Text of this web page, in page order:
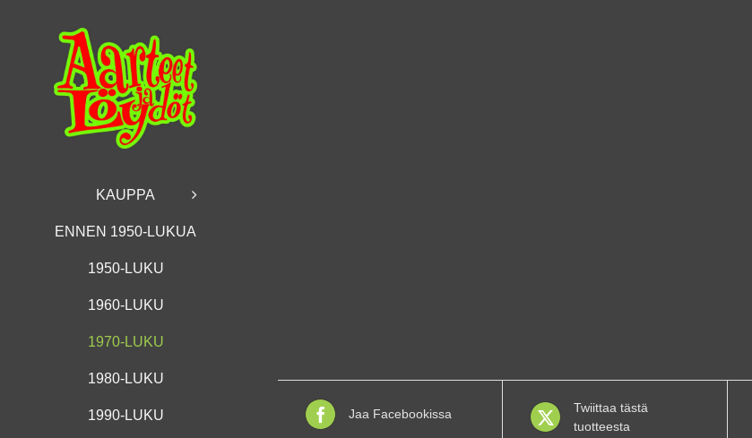
KAUPPA
ENNEN 1950-LUKUA
1950-LUKU
1960-LUKU
1970-LUKU
1980-LUKU
1990-LUKU Jaa Facebookissa
Twiittaa tästä
tuotteesta